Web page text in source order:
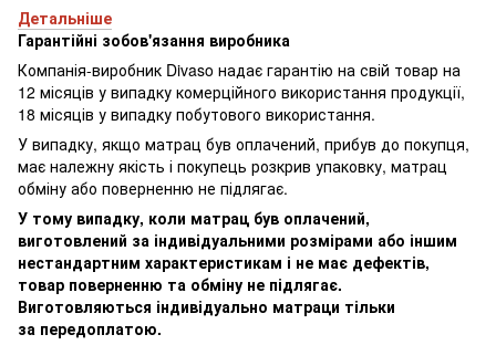
Детальніше
Гарантійні зобов'язання виробника
Компанія-виробник Divaso надає гарантію на свій товар на
12 місяців у випадку комерційного використання продукції,
18 місяців у випадку побутового використання.
У випадку, якщо матрац був оплачений, прибув до покупця,
має належну якість і покупець розкрив упаковку, матрац
обміну або поверненню не підлягає.
У тому випадку, коли матрац був оплачений,
виготовлений за індивідуальними розмірами або іншим
нестандартним характеристикам і не має дефектів,
товар поверненню та обміну не підлягає.
Виготовляються індивідуально матраци тільки
за передоплатою.